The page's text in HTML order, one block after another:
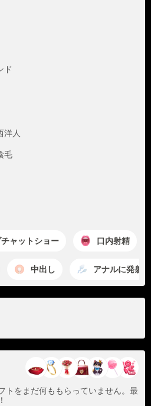
ド
洋人
毛
ャットショー 口内射精
中出し アナルに発射
トをまだ何ももらっていません。最